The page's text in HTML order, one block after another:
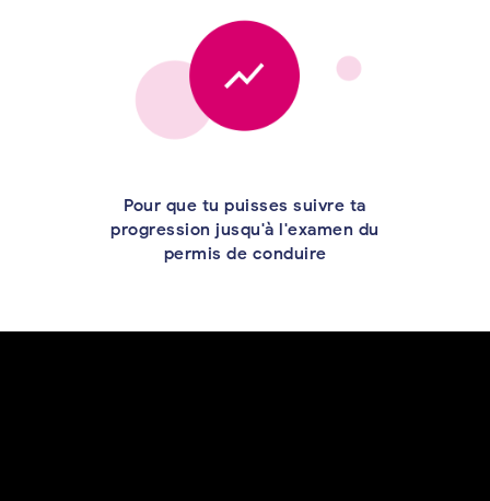
Pour que tu puisses suivre ta
progression jusqu'à l'examen du
permis de conduire